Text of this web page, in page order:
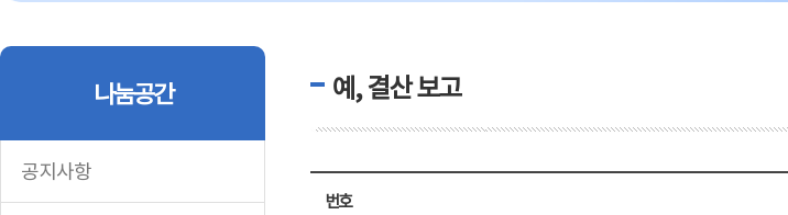
나눔공간
공지사항
예, 결산 보고
번호